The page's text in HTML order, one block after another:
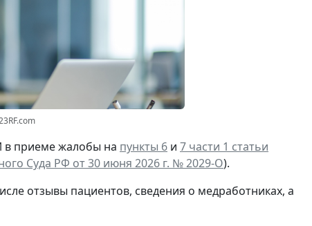
в приеме жалобы на пункты 6 и 7 части 1 статьи
Суда РФ от 30 июня 2026 г. № 2029-О).
отзывы пациентов, сведения о медработниках, а